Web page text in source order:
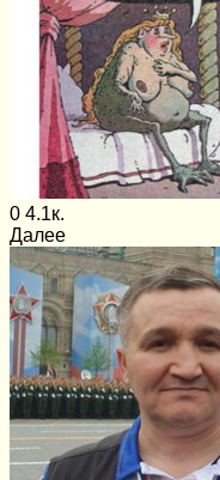
0 4.1к.
Далее